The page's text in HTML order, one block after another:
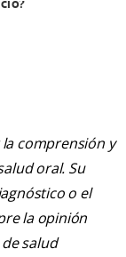
comprensión y
oral. Su
o el
la opinión
salud